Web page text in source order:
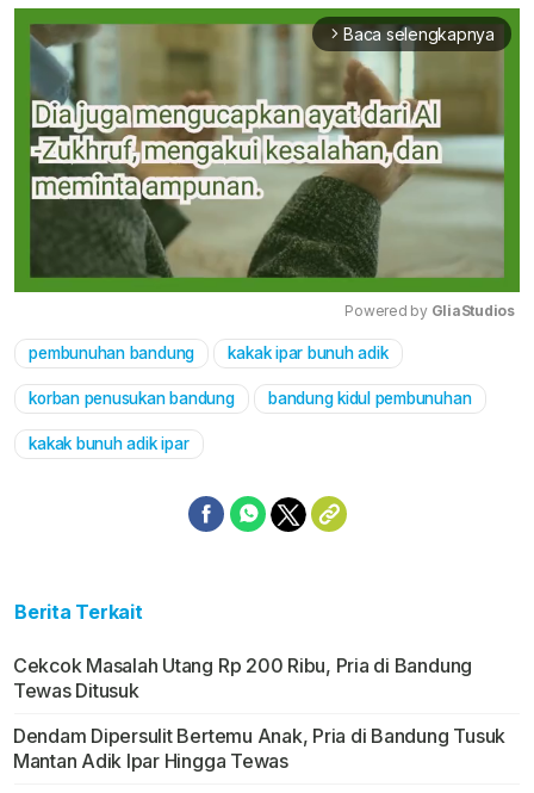
arrow_forward_ios Baca selengkapnya
Powered by GliaStudios
pembunuhan bandung kakak ipar bunuh adik
korban penusukan bandung bandung kidul pembunuhan
kakak bunuh adik ipar
Berita Terkait
Cekcok Masalah Utang Rp 200 Ribu, Pria di Bandung
Tewas Ditusuk
Dendam Dipersulit Bertemu Anak, Pria di Bandung Tusuk
Mantan Adik Ipar Hingga Tewas